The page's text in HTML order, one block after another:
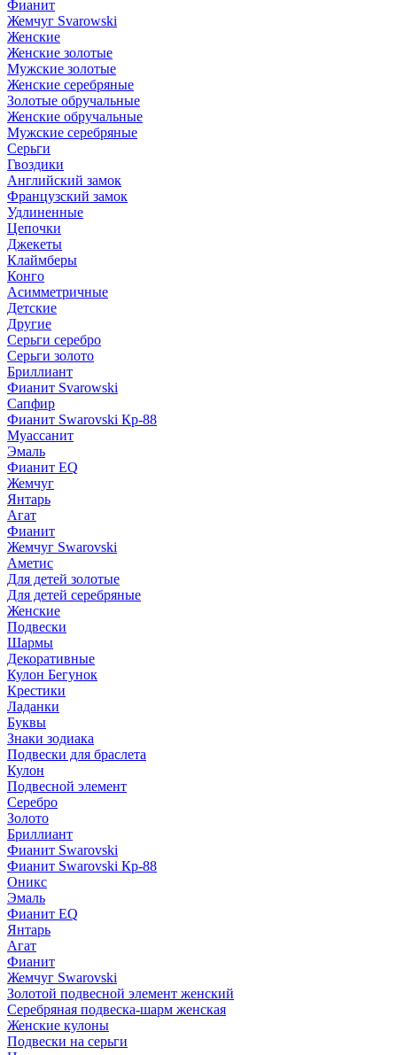
Фианит
Жемчуг Svarowski
Женские
Женские золотые
Мужские золотые
Женские серебряные
Золотые обручальные
Женские обручальные
Мужские серебряные
Серьги
Гвоздики
Английский замок
Французский замок
Удлиненные
Цепочки
Джекеты
Клаймберы
Конго
Асимметричные
Детские
Другие
Серьги серебро
Серьги золото
Бриллиант
Фианит Svarowski
Сапфир
Фианит Swarovski Кр-88
Муассанит
Эмаль
Фианит EQ
Жемчуг
Янтарь
Агат
Фианит
Жемчуг Swarovski
Аметис
Для детей золотые
Для детей серебряные
Женские
Подвески
Шармы
Декоративные
Кулон Бегунок
Крестики
Ладанки
Буквы
Знаки зодиака
Подвески для браслета
Кулон
Подвесной элемент
Серебро
Золото
Бриллиант
Фианит Swarovski
Фианит Swarovski Кр-88
Оникс
Эмаль
Фианит EQ
Янтарь
Агат
Фианит
Жемчуг Swarovski
Золотой подвесной элемент женcкий
Серебряная подвеска-шарм женская
Женские кулоны
Подвески на серьги